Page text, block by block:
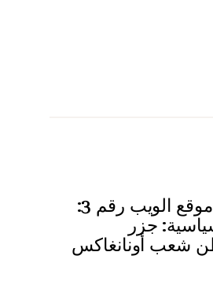
مثال مشروع موقع الويب رقم 3:
جزر
شعب أونانغاكس